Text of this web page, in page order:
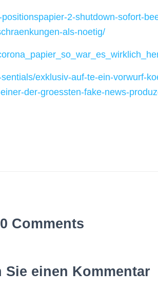
2-shutdown-sofort-
als-noetig/
exklusiv-auf-te-ein-vorwurf-
der-groessten-fake-news-
0 Comments
Sie einen Kommentar